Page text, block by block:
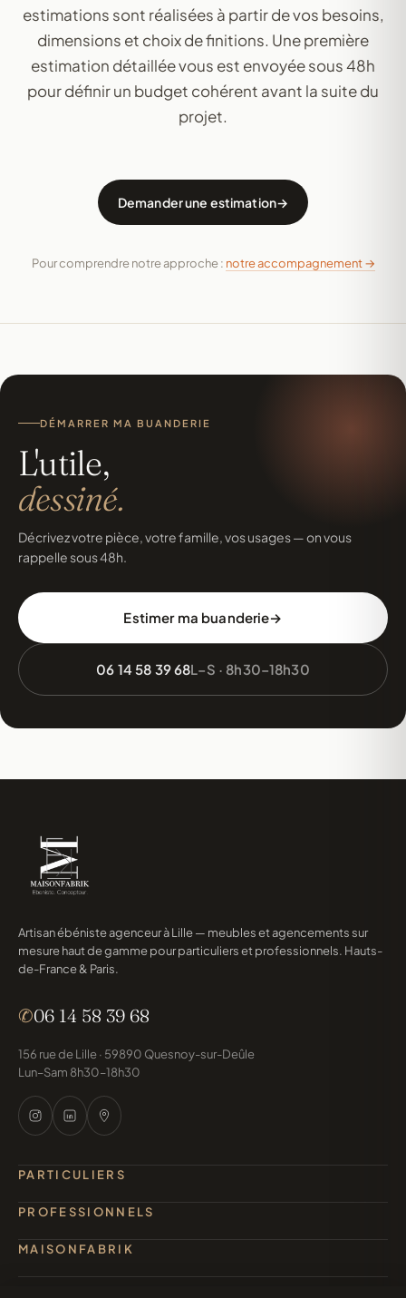
estimations sont réalisées à partir de vos besoins,
dimensions et choix de finitions. Une première
estimation détaillée vous est envoyée sous 48h
pour définir un budget cohérent avant la suite du
projet.
Demander une estimation
Pour comprendre notre approche : notre accompagnement →
DÉMARRER MA BUANDERIE
L'utile,
dessiné.
Décrivez votre pièce, votre famille, vos usages — on vous
rappelle sous 48h.
Estimer ma buanderie
06 14 58 39 68L–S · 8h30–18h30
Artisan ébéniste agenceur à Lille — meubles et agencements sur
mesure haut de gamme pour particuliers et professionnels. Hauts-
de-France & Paris.
✆06 14 58 39 68
156 rue de Lille · 59890 Quesnoy-sur-Deûle
Lun–Sam 8h30–18h30
PARTICULIERS
PROFESSIONNELS
MAISONFABRIK